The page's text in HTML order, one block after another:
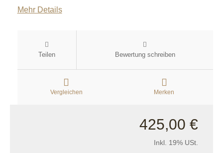
Mehr Details
Teilen Bewertung schreiben
Vergleichen Merken
425,00 €
Inkl. 19% USt.